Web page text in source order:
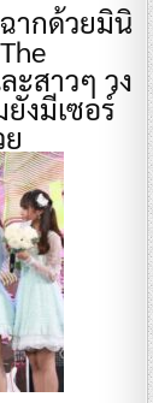
ฉากด้วยมินิ
ะสาวๆ วง
งมีเซอร์